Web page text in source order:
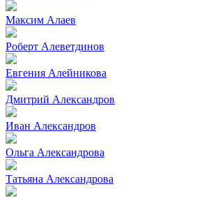
Максим Алаев
Роберт Алеветдинов
Евгения Алейникова
Дмитрий Александров
Иван Александров
Ольга Александрова
Татьяна Александрова